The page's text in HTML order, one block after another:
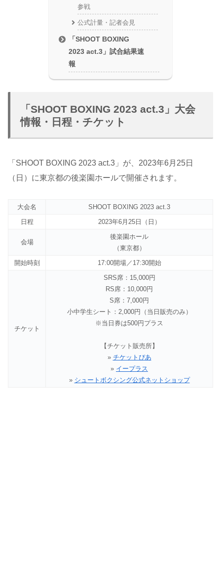
参戦
公式計量・記者会見
「SHOOT BOXING
2023 act.3」試合結果速
報
「SHOOT BOXING 2023 act.3」大会
情報・日程・チケット
「SHOOT BOXING 2023 act.3」が、2023年6月25日
（日）に東京都の後楽園ホールで開催されます。
大会名
SHOOT BOXING 2023 act.3
日程
2023年6月25日（日）
会場
後楽園ホール
（東京都）
開始時刻
17:00開場／17:30開始
チケット
SRS席：15,000円
RS席：10,000円
S席：7,000円
小中学生シート：2,000円（当日販売のみ）
※当日券は500円プラス
【チケット販売所】
» チケットぴあ
» イープラス
» シュートボクシング公式ネットショップ